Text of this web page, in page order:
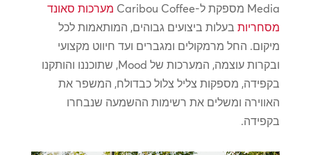
Media מספקת ל-Caribou Coffee
מערכות סאונד
מסחריותבעלות ביצועים גבוהים, המותאמות לכל
מיקום. החל מרמקולים ומגברים ועד חיווט מקצועי
ובקרות עוצמה, המערכות של Mood, שתוכננו והותקנו
בקפידה, מספקות צליל צלול כבדולח, המשפר את
האווירה ומשלים את רשימות ההשמעה שנבחרו
בקפידה.